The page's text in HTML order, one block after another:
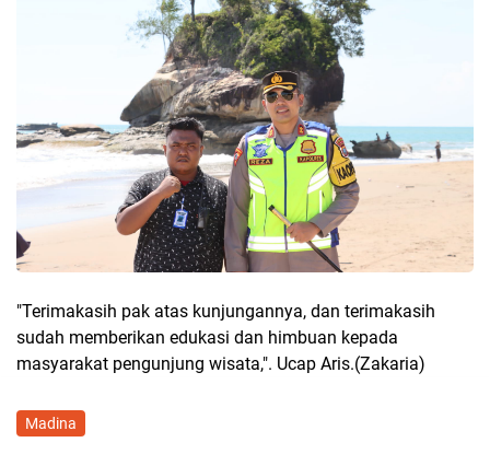
"Terimakasih pak atas kunjungannya, dan terimakasih
sudah memberikan edukasi dan himbuan kepada
masyarakat pengunjung wisata,". Ucap Aris.(Zakaria)
Madina